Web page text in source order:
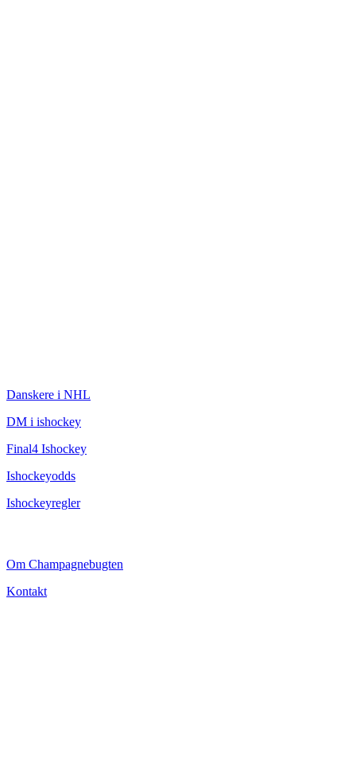
Danskere i NHL
DM i ishockey
Final4 Ishockey
Ishockeyodds
Ishockeyregler
Om Champagnebugten
Kontakt